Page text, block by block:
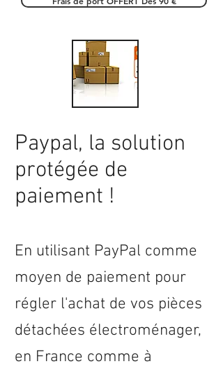
Paypal, la solution
protégée de
paiement !
En utilisant PayPal comme
moyen de paiement pour
régler l'achat de vos pièces
détachées électroménager,
en France comme à